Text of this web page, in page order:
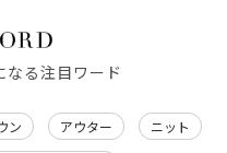
なる注目ワード
ン アウター ニット